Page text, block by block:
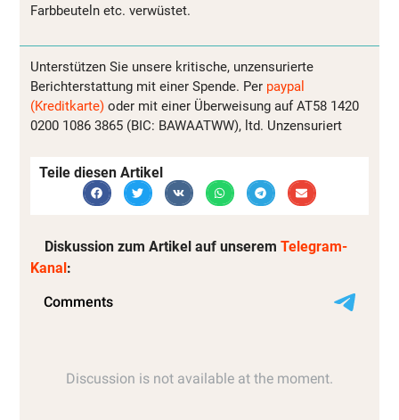
Farbbeuteln etc. verwüstet.
Unterstützen Sie unsere kritische, unzensurierte
Berichterstattung mit einer Spende. Per paypal
(Kreditkarte) oder mit einer Überweisung auf AT58 1420
0200 1086 3865 (BIC: BAWAATWW), ltd. Unzensuriert
Teile diesen Artikel
Diskussion zum Artikel auf unserem Telegram-
Kanal :